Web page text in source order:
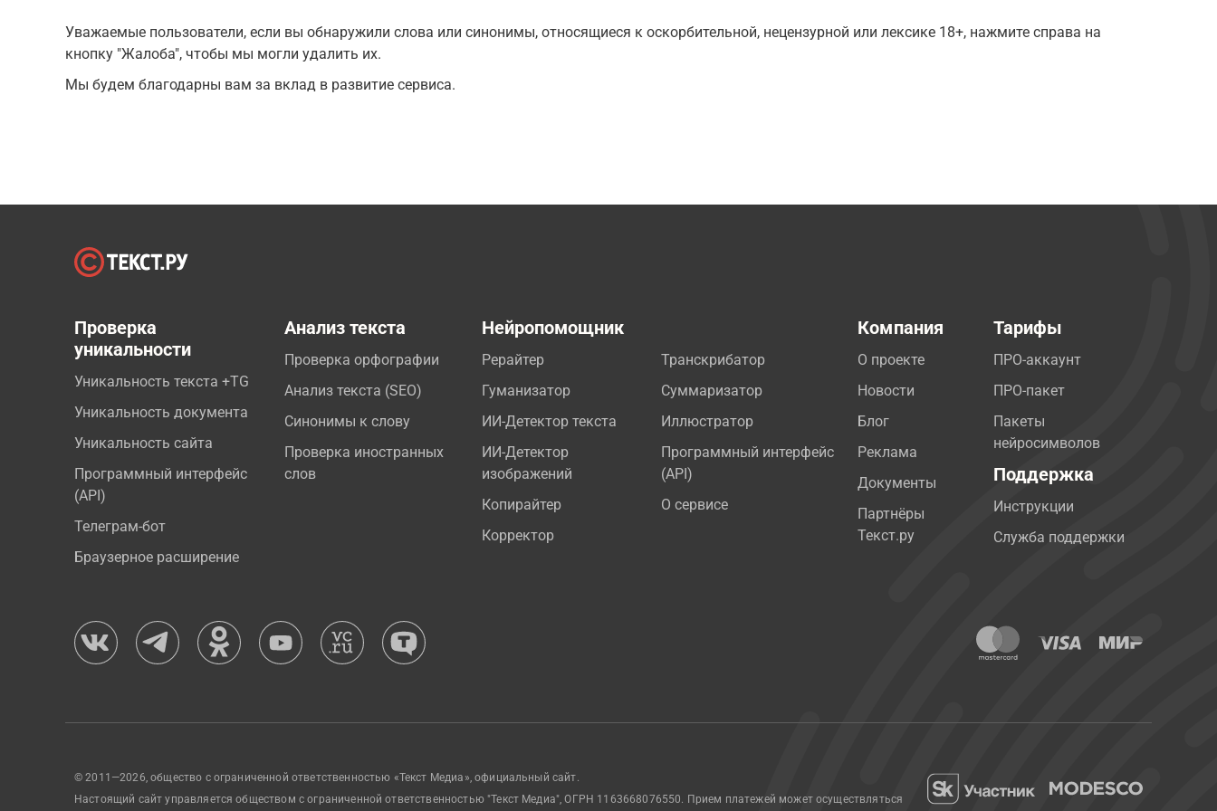
Уважаемые пользователи, если вы обнаружили слова или синонимы, относящиеся к оскорбительной, нецензурной или лексике 18+, нажмите справа на
кнопку "Жалоба", чтобы мы могли удалить их.
Мы будем благодарны вам за вклад в развитие сервиса.
Проверка
уникальности
Уникальность текста +TG
Уникальность документа
Уникальность сайта
Программный интерфейс
(API)
Телеграм-бот
Браузерное расширение
Анализ текста
Проверка орфографии
Анализ текста (SEO)
Синонимы к слову
Проверка иностранных
слов
Нейропомощник
Рерайтер
Гуманизатор
ИИ-Детектор текста
ИИ-Детектор
изображений
Копирайтер
Корректор
Транскрибатор
Суммаризатор
Иллюстратор
Программный интерфейс
(API)
О сервисе
Компания
О проекте
Новости
Блог
Реклама
Документы
Партнёры
Текст.ру
Тарифы
ПРО-аккаунт
ПРО-пакет
Пакеты
нейросимволов
Поддержка
Инструкции
Служба поддержки
© 2011—2026, общество с ограниченной ответственностью «Текст Медиа», официальный сайт.
Настоящий сайт управляется обществом с ограниченной ответственностью "Текст Медиа", ОГРН 1163668076550. Прием платежей может осуществляться